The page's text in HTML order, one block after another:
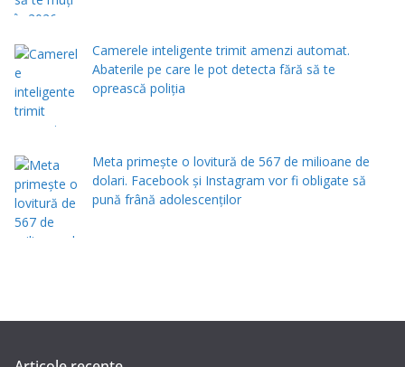
Camerele inteligente trimit amenzi automat.
Abaterile pe care le pot detecta fără să te
oprească poliția
Meta primește o lovitură de 567 de milioane de
dolari. Facebook și Instagram vor fi obligate să
pună frână adolescenților